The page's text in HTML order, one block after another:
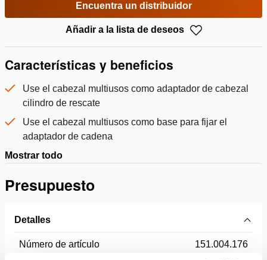
Encuentra un distribuidor
Añadir a la lista de deseos
Características y beneficios
Use el cabezal multiusos como adaptador de cabezal
cilindro de rescate
Use el cabezal multiusos como base para fijar el
adaptador de cadena
Mostrar todo
Presupuesto
Detalles
Número de artículo 151.004.176